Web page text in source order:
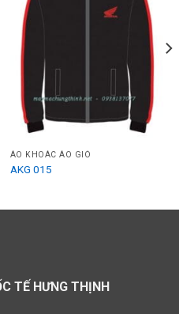
Add to
Wishlist
ÁO KHOÁC ÁO GIÓ
AKG 015
TẾ HƯNG THỊNH